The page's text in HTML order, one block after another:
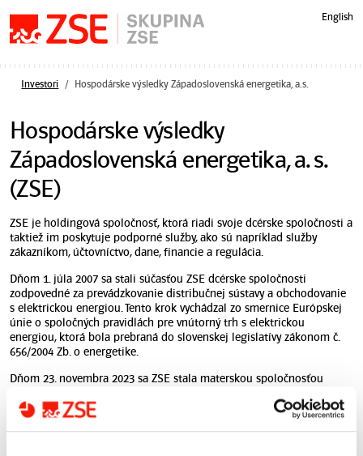
English
Investori Hospodárske výsledky Západoslovenská energetika, a.s.
Hospodárske výsledky
Západoslovenská energetika, a. s.
(ZSE)
ZSE je holdingová spoločnosť, ktorá riadi svoje dcérske spoločnosti a
taktiež im poskytuje podporné služby, ako sú napríklad služby
zákazníkom, účtovníctvo, dane, financie a regulácia.
Dňom 1. júla 2007 sa stali súčasťou ZSE dcérske spoločnosti
zodpovedné za prevádzkovanie distribučnej sústavy a obchodovanie
s elektrickou energiou. Tento krok vychádzal zo smernice Európskej
únie o spoločných pravidlách pre vnútorný trh s elektrickou
energiou, ktorá bola prebraná do slovenskej legislatívy zákonom č.
656/2004 Zb. o energetike.
Dňom 23. novembra 2023 sa ZSE stala materskou spoločnosťou
E.SK Centrum služieb, s.r.o. ) a jej dcérskych spoločností – najmä
Východoslovenskej energetiky a.s. (od 1.7.2025 Energetika Slovensko,